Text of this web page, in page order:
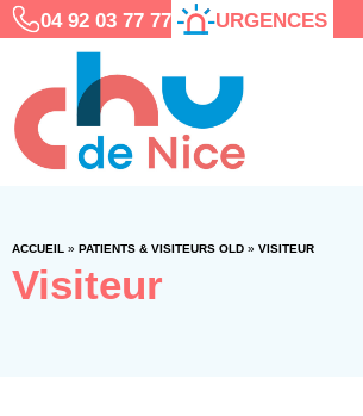
04 92 03 77 77 URGENCES
ACCUEIL » PATIENTS & VISITEURS OLD » VISITEUR
Visiteur